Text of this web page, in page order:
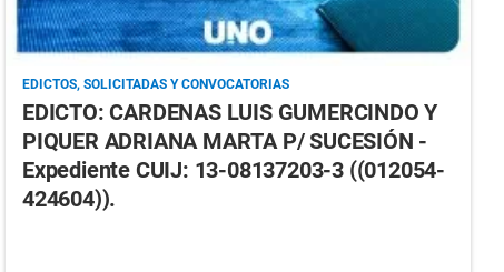
EDICTOS, SOLICITADAS Y CONVOCATORIAS
EDICTO: CARDENAS LUIS GUMERCINDO Y
PIQUER ADRIANA MARTA P/ SUCESIÓN -
Expediente CUIJ: 13-08137203-3 ((012054-
424604)).